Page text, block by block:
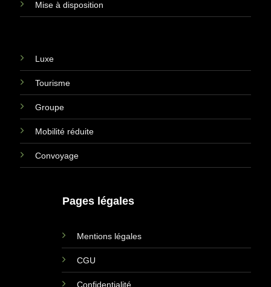
Mise à disposition
Luxe
Tourisme
Groupe
Mobilité réduite
Convoyage
Pages légales
Mentions légales
CGU
Confidentialité